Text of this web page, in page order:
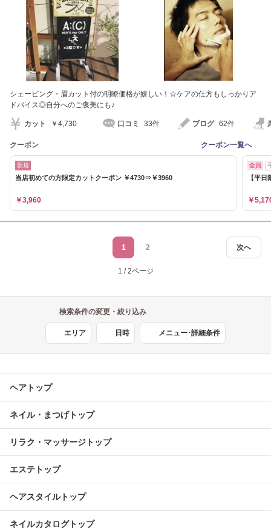
シェービング・眉カット付の明瞭価格が嬉しい！☆ケアの仕方もしっかりア
ドバイス◎自分へのご褒美にも♪
カット ￥4,730 口コミ 33件 ブログ 62件
クーポン クーポン一覧へ
新規
当店初めての方限定カットクーポン ￥4730⇒￥3960
￥3,960
全員
【平
￥
次へ
1 2
1 / 2ページ
検索条件の変更・絞り込み
エリア 日時 メニュー･詳細条件
ヘアトップ
ネイル・まつげトップ
リラク・マッサージトップ
エステトップ
ヘアスタイルトップ
ネイルカタログトップ